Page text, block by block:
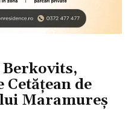
de
Maramureș